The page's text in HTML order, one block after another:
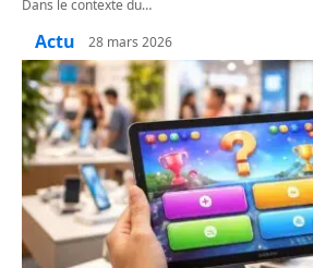
Dans le contexte du…
Actu 28 mars 2026